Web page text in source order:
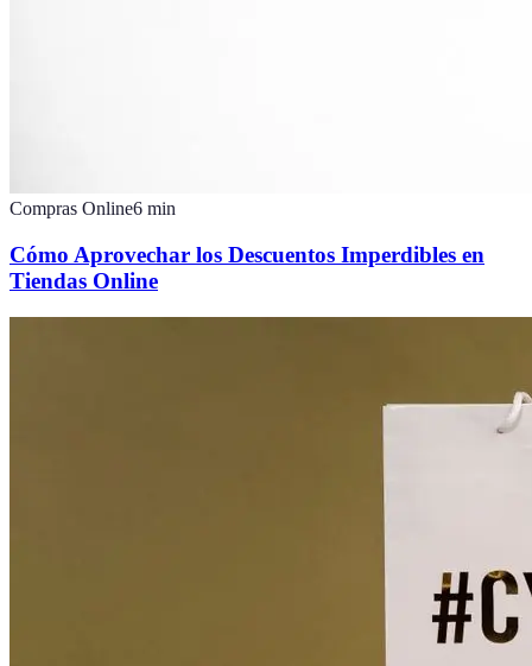
Compras Online6 min
Cómo Aprovechar los Descuentos Imperdibles en
Tiendas Online